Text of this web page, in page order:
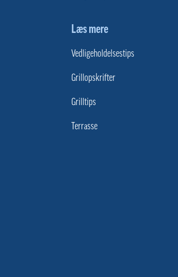
Læs mere
Vedligeholdelsestips
Grillopskrifter
Grilltips
Terrasse